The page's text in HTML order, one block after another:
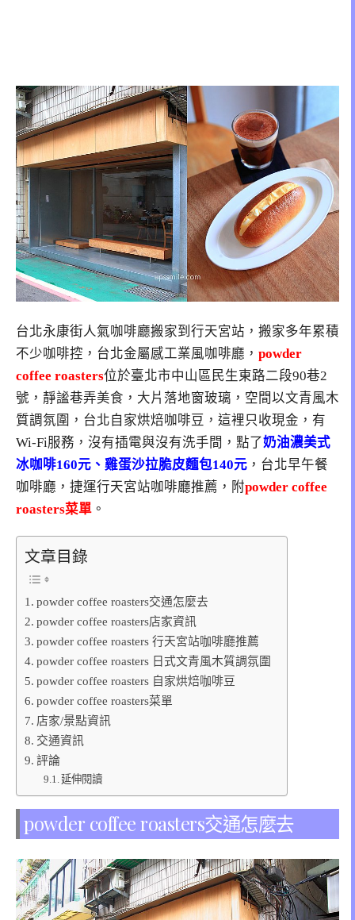
台北永康街人氣咖啡廳搬家到行天宮站，搬家多年累積
不少咖啡控，台北金屬感工業風咖啡廳， powder
coffee roasters位於臺北市中山區民生東路二段90巷2
號，靜謐巷弄美食，大片落地窗玻璃，空間以文青風木
質調氛圍，台北自家烘焙咖啡豆，這裡只收現金，有
Wi-Fi服務，沒有插電與沒有洗手間，點了奶油濃美式
冰咖啡160元、雞蛋沙拉脆皮麵包140元 ，台北早午餐
咖啡廳，捷運行天宮站咖啡廳推薦，附powder coffee
roasters菜單 。
文章目錄
powder coffee roasters交通怎麼去
powder coffee roasters店家資訊
powder coffee roasters 行天宮站咖啡廳推薦
powder coffee roasters 日式文青風木質調氛圍
powder coffee roasters 自家烘焙咖啡豆
powder coffee roasters菜單
店家/景點資訊
交通資訊
評論
延伸閱讀
powder coffee roasters交通怎麼去